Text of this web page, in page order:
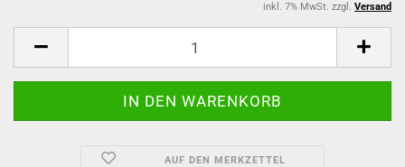
inkl. 7% MwSt. zzgl. Versand
AUF DEN MERKZETTEL